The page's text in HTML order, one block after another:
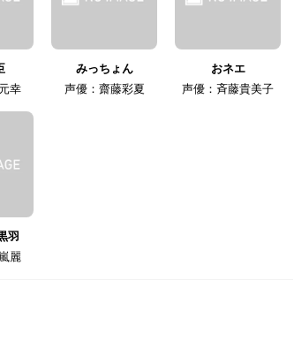
幸
みっちょん
声優：齋藤彩夏
おネエ
声優：斉藤貴美子
羽
麗